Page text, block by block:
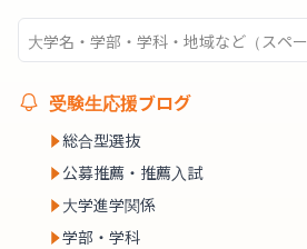
受験生応援ブログ
総合型選抜
公募推薦・推薦入試
大学進学関係
学部・学科